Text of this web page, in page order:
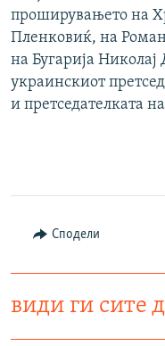
проширувањето на
Пленковиќ, на
на Бугарија
украинскиот
и претседателката
Сподели
види ги сите